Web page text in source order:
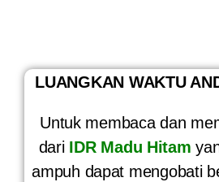
LUANGKAN WAKTU
Untuk membaca dan
dari IDR Madu Hitam
ampuh dapat mengobati